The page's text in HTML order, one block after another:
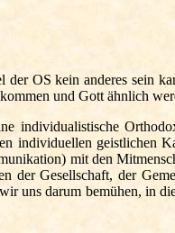
OS kein anderes sein
und Gott ähnlich
individualistische
geistlichen
mit den
der Gesellschaft, der
uns darum bemühen, in